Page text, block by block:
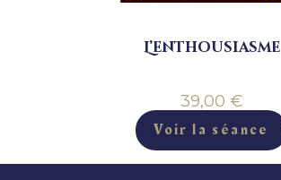
L’enthousiasme
39,00 €
Voir la séance